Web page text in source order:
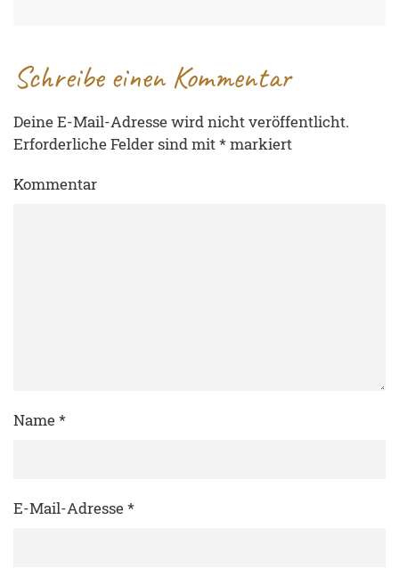
Schreibe einen Kommentar
Deine E-Mail-Adresse wird nicht veröffentlicht.
Erforderliche Felder sind mit*markiert
Kommentar
Name*
E-Mail-Adresse*